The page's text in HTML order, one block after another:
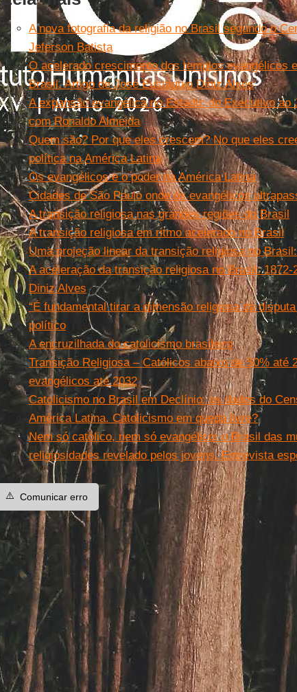
A nova fotografia da religião no Brasil segundo o
Jeferson Batista
O acelerado crescimento dos templos evangélicos
Brasil. Artigo de José Eustáquio Diniz Alves
A expansão evangélica no Estado: do Executivo
com Ronaldo Almeida
Quem são? Por que eles crescem? No que eles
política na América Latina
Os evangélicos e o poder na América Latina
Cidades de São Paulo onde os evangélicos
A transição religiosa nas grandes regiões do Brasil
A transição religiosa em ritmo acelerado no Brasil
Uma projeção linear da transição religiosa no
A aceleração da transição religiosa no Brasil:
Diniz Alves
“É fundamental tirar a dimensão religiosa da
político
A encruzilhada do catolicismo brasileiro
Transição Religiosa – Católicos abaixo de 50% até
evangélicos até 2032
Catolicismo no Brasil em Declínio: os dados do
América Latina. Catolicismo em queda livre?
Nem só católico, nem só evangélico: o Brasil das
religiosidades revelado pelos jovens. Entrevista
⚠️ Comunicar erro